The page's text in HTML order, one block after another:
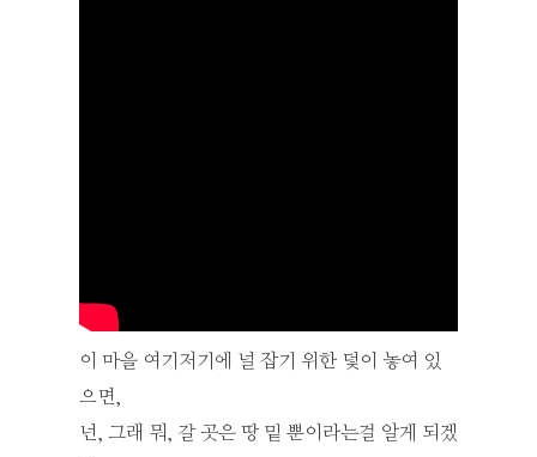
이 마을 여기저기에 널 잡기 위한 덫이 놓여 있
으면,
넌, 그래 뭐, 갈 곳은 땅 밑 뿐이라는걸 알게 되겠